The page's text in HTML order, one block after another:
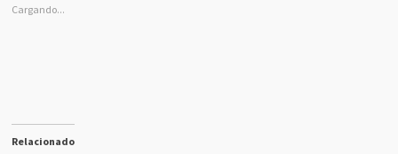
Cargando...
Relacionado